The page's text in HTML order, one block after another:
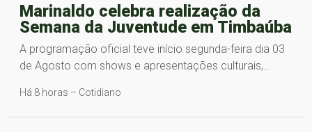
Marinaldo celebra realização da
Semana da Juventude em Timbaúba
A programação oficial teve início segunda-feira dia 03
de Agosto com shows e apresentações culturais,…
Há 8 horas – Cotidiano